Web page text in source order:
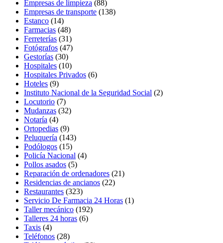
Empresas de limpieza (88)
Empresas de transporte (138)
Estanco (14)
Farmacias (48)
Ferreterías (31)
Fotógrafos (47)
Gestorías (30)
Hospitales (10)
Hospitales Privados (6)
Hoteles (9)
Instituto Nacional de la Seguridad Social (2)
Locutorio (7)
Mudanzas (32)
Notaría (4)
Ortopedias (9)
Peluquería (143)
Podólogos (15)
Policía Nacional (4)
Pollos asados (5)
Reparación de ordenadores (21)
Residencias de ancianos (22)
Restaurantes (323)
Servicio De Farmacia 24 Horas (1)
Taller mecánico (192)
Talleres 24 horas (6)
Taxis (4)
Teléfonos (28)